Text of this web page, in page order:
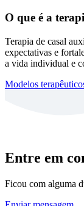
O que é a
Terapia de casal
expectativas e
a vida individual e
Modelos
Entre em
Ficou com alguma